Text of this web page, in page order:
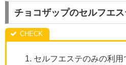
チョコザップのセルフエ
セルフエステのみの利用